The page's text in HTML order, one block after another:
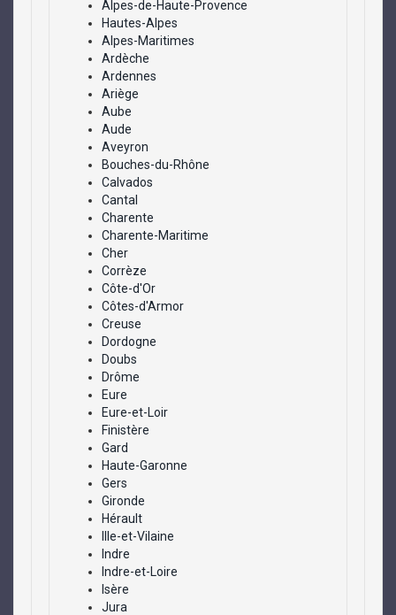
Alpes-de-Haute-Provence
Hautes-Alpes
Alpes-Maritimes
Ardèche
Ardennes
Ariège
Aube
Aude
Aveyron
Bouches-du-Rhône
Calvados
Cantal
Charente
Charente-Maritime
Cher
Corrèze
Côte-d'Or
Côtes-d'Armor
Creuse
Dordogne
Doubs
Drôme
Eure
Eure-et-Loir
Finistère
Gard
Haute-Garonne
Gers
Gironde
Hérault
Ille-et-Vilaine
Indre
Indre-et-Loire
Isère
Jura